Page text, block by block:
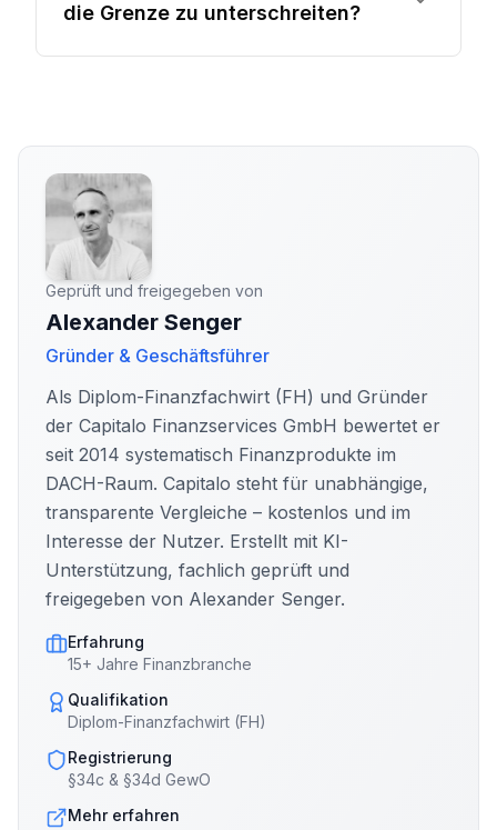
die Grenze zu unterschreiten?
Geprüft und freigegeben von
Alexander Senger
Gründer & Geschäftsführer
Als Diplom-Finanzfachwirt (FH) und Gründer
der Capitalo Finanzservices GmbH bewertet er
seit 2014 systematisch Finanzprodukte im
DACH-Raum. Capitalo steht für unabhängige,
transparente Vergleiche – kostenlos und im
Interesse der Nutzer. Erstellt mit KI-
Unterstützung, fachlich geprüft und
freigegeben von Alexander Senger.
Erfahrung
15+ Jahre Finanzbranche
Qualifikation
Diplom-Finanzfachwirt (FH)
Registrierung
§34c & §34d GewO
Mehr erfahren